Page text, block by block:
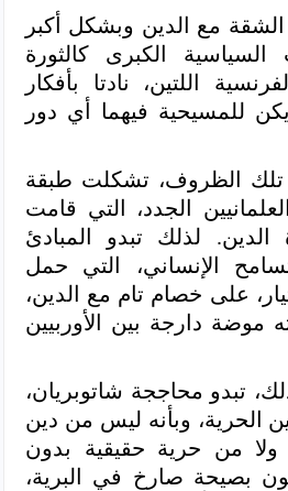
مع الدين وبشكل أكبر
الكبرى كالثورة
اللتين، نادتا بأفكار
للمسيحية فيهما أي دور
تشكلت طبقة
الجدد، التي قامت
لذلك تبدو المبادئ
الإنساني، التي حمل
على خصام تام مع الدين،
موضة دارجة بين الأوربيين
محاججة شاتوبريان،
الحرية، وبأنه ليس من دين
من حرية حقيقية بدون
تكون بصيحة صارخ في البرية،